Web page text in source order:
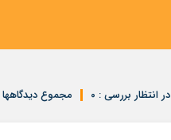
مجموع دیدگاهها در انتظار بررسی : ۰